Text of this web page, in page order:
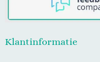
Klantinformatie